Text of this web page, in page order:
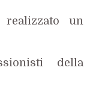
realizzato un
della